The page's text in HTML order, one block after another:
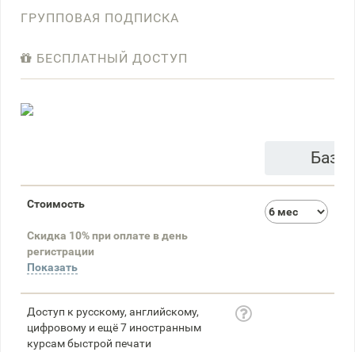
ГРУППОВАЯ ПОДПИСКА
БЕСПЛАТНЫЙ ДОСТУП
Стоимость
Скидка 10% при оплате в день
регистрации
Показать
Доступ к русскому, английскому,
цифровому и ещё 7 иностранным
курсам быстрой печати